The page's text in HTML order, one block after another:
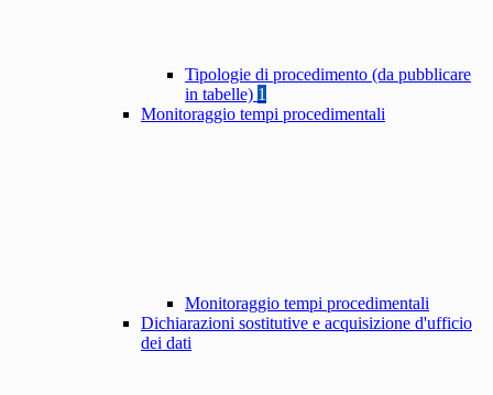
Tipologie di procedimento (da pubblicare
in tabelle) 1
Monitoraggio tempi procedimentali
Monitoraggio tempi procedimentali
Dichiarazioni sostitutive e acquisizione d'ufficio
dei dati